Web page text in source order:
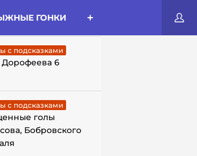
ГОНКИ
с подсказками
Дорофеева 6
с подсказками
голы
Бобровского